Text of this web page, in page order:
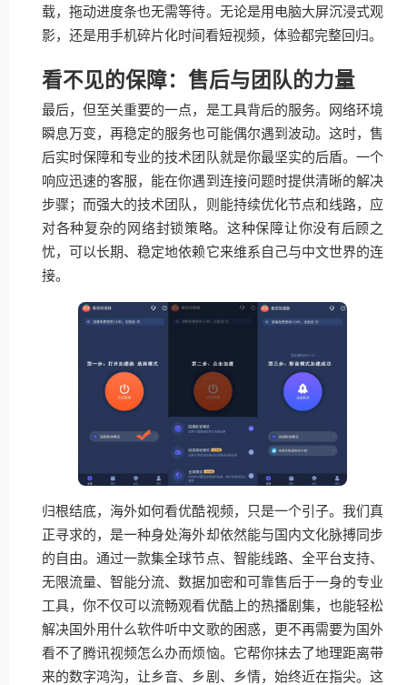
载，拖动进度条也无需等待。无论是用电脑大屏沉浸式观
影，还是用手机碎片化时间看短视频，体验都完整回归。
看不见的保障：售后与团队的力量
最后，但至关重要的一点，是工具背后的服务。网络环境
瞬息万变，再稳定的服务也可能偶尔遇到波动。这时，售
后实时保障和专业的技术团队就是你最坚实的后盾。一个
响应迅速的客服，能在你遇到连接问题时提供清晰的解决
步骤；而强大的技术团队，则能持续优化节点和线路，应
对各种复杂的网络封锁策略。这种保障让你没有后顾之
忧，可以长期、稳定地依赖它来维系自己与中文世界的连
接。
归根结底，海外如何看优酷视频，只是一个引子。我们真
正寻求的，是一种身处海外却依然能与国内文化脉搏同步
的自由。通过一款集全球节点、智能线路、全平台支持、
无限流量、智能分流、数据加密和可靠售后于一身的专业
工具，你不仅可以流畅观看优酷上的热播剧集，也能轻松
解决国外用什么软件听中文歌的困惑，更不再需要为国外
看不了腾讯视频怎么办而烦恼。它帮你抹去了地理距离带
来的数字鸿沟，让乡音、乡剧、乡情，始终近在指尖。这